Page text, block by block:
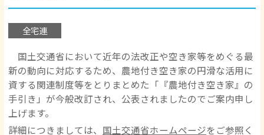
全宅連
国土交通省において近年の法改正や空き家等をめぐる最
新の動向に対応するため、農地付き空き家の円滑な活用に
資する関連制度等をとりまとめた「『農地付き空き家』の
手引き」が今般改訂され、公表されましたのでご案内申し
上げます。
詳細につきましては、 国土交通省ホームページをご参照く